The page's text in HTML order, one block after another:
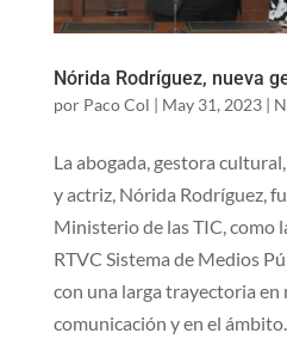
Nórida Rodríguez, nueva
por Paco Col | May 31, 2023|
La abogada, gestora
y actriz, Nórida Rodríguez,
Ministerio de las TIC, como
RTVC Sistema de Medios
con una larga trayectoria en
comunicación y en el